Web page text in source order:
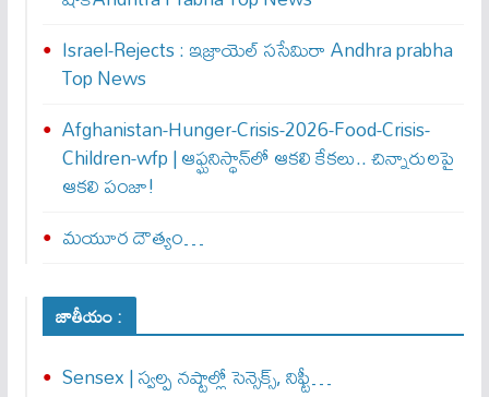
Israel-Rejects : ఇజ్రాయెల్ స‌సేమిరా Andhra prabha
Top News
Afghanistan-Hunger-Crisis-2026-Food-Crisis-
Children-wfp | ఆఫ్ఘనిస్థాన్‌లో ఆకలి కేకలు.. చిన్నారులపై
ఆకలి పంజా!
మయూర దౌత్యం…
జాతీయం :
Sensex | స్వల్ప నష్టాల్లో సెన్సెక్స్, నిఫ్టీ…